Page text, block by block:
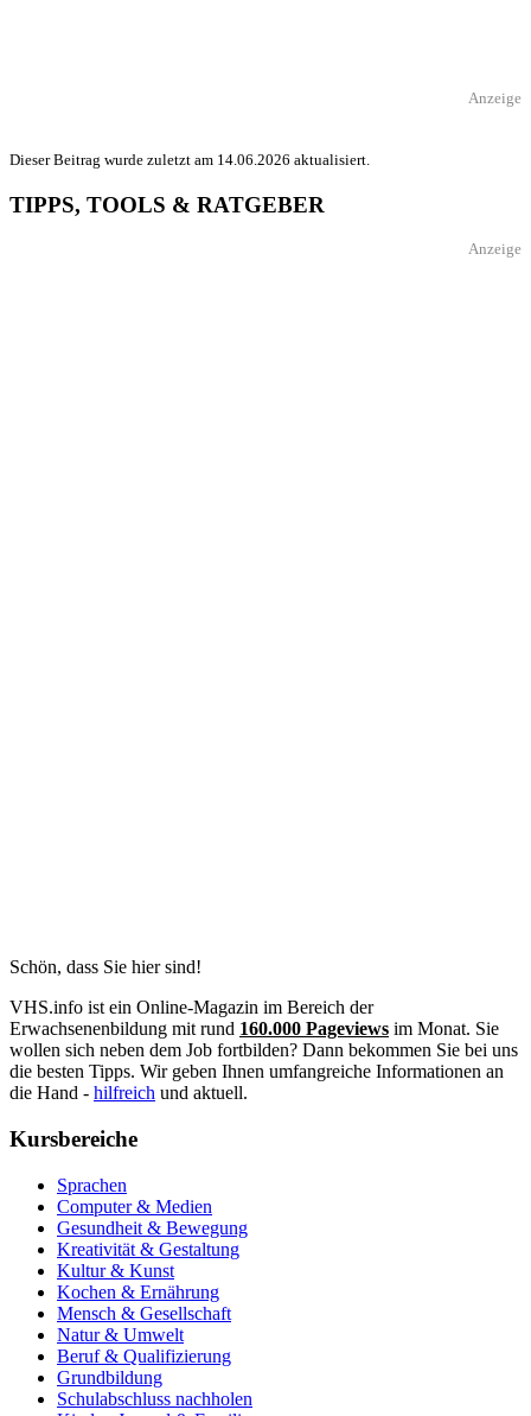
Anzeige
Dieser Beitrag wurde zuletzt am 14.06.2026 aktualisiert.
TIPPS, TOOLS & RATGEBER
Anzeige
Schön, dass Sie hier sind!
VHS.info ist ein Online-Magazin im Bereich der
Erwachsenenbildung mit rund 160.000 Pageviews im Monat. Sie
wollen sich neben dem Job fortbilden? Dann bekommen Sie bei uns
die besten Tipps. Wir geben Ihnen umfangreiche Informationen an
die Hand - hilfreich und aktuell.
Kursbereiche
Sprachen
Computer & Medien
Gesundheit & Bewegung
Kreativität & Gestaltung
Kultur & Kunst
Kochen & Ernährung
Mensch & Gesellschaft
Natur & Umwelt
Beruf & Qualifizierung
Grundbildung
Schulabschluss nachholen